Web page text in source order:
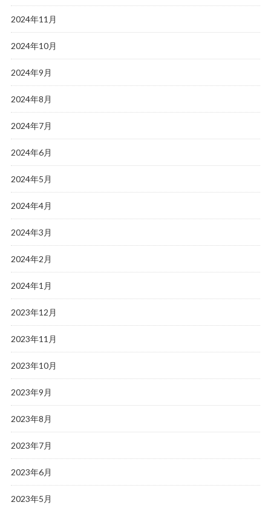
2024年11月
2024年10月
2024年9月
2024年8月
2024年7月
2024年6月
2024年5月
2024年4月
2024年3月
2024年2月
2024年1月
2023年12月
2023年11月
2023年10月
2023年9月
2023年8月
2023年7月
2023年6月
2023年5月